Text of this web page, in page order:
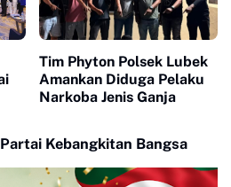
Tim Phyton Polsek Lubek
Amankan Diduga Pelaku
Narkoba Jenis Ganja
Kebangkitan Bangsa